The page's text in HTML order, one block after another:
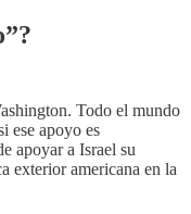
Todo el mundo
ese apoyo es
apoyar a Israel su
exterior americana en la